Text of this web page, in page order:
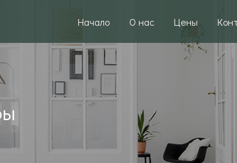
Начало О нас Цены